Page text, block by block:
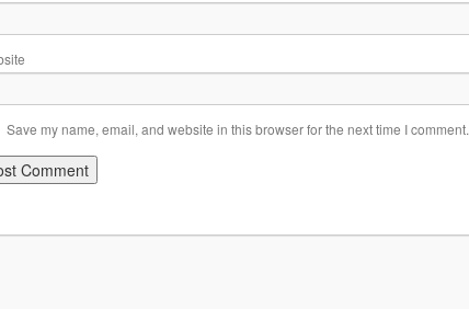
Save my name, email, and website in this browser for the next time I comment.